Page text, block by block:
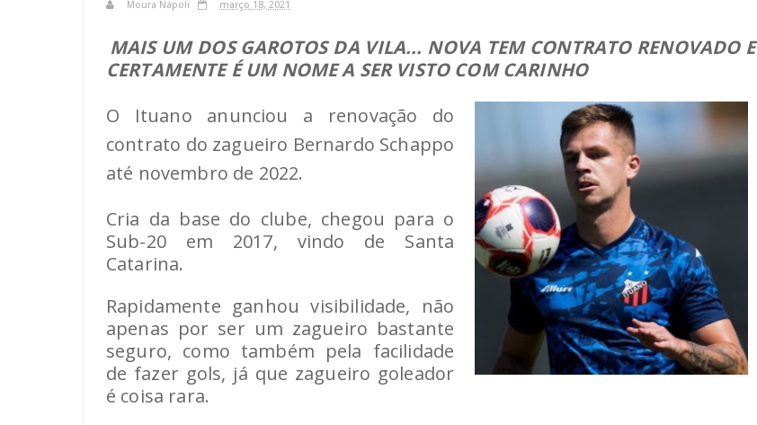
Moura Nápoli março 18, 2021
MAIS UM DOS GAROTOS DA VILA... NOVA TEM CONTRATO RENOVADO E
CERTAMENTE É UM NOME A SER VISTO COM CARINHO
O Ituano anunciou a renovação do
contrato do zagueiro Bernardo Schappo
até novembro de 2022.
Cria da base do clube, chegou para o
Sub-20 em 2017, vindo de Santa
Catarina.
Rapidamente ganhou visibilidade, não
apenas por ser um zagueiro bastante
seguro, como também pela facilidade
de fazer gols, já que zagueiro goleador
é coisa rara.